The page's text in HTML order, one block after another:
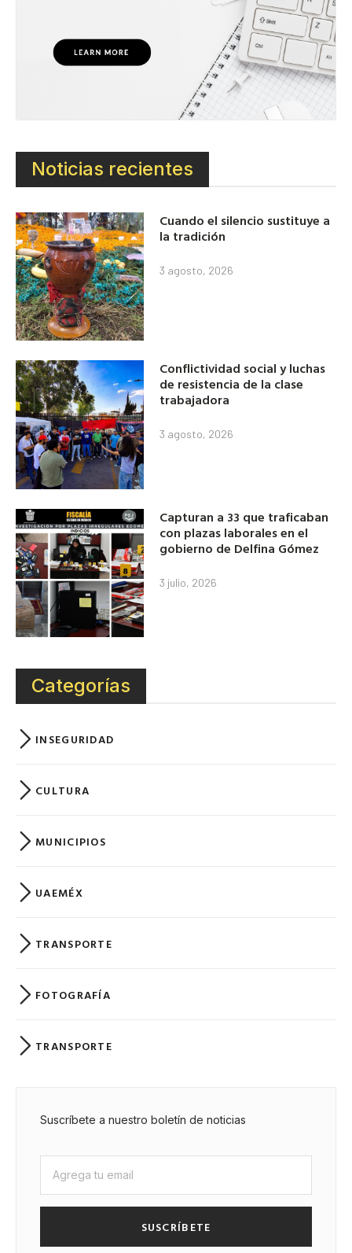
Noticias recientes
Cuando el silencio sustituye a
la tradición
3 agosto, 2026
Conflictividad social y luchas
de resistencia de la clase
trabajadora
3 agosto, 2026
Capturan a 33 que traficaban
con plazas laborales en el
gobierno de Delfina Gómez
3 julio, 2026
Categorías
INSEGURIDAD
CULTURA
MUNICIPIOS
UAEMÉX
TRANSPORTE
FOTOGRAFÍA
TRANSPORTE
Suscríbete a nuestro boletín de noticias
SUSCRÍBETE